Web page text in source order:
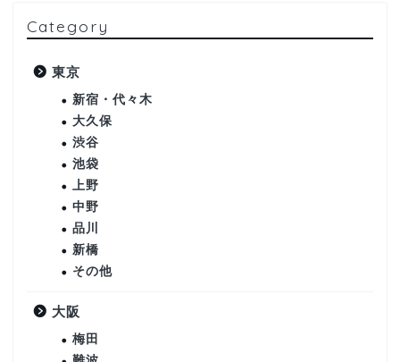
Category
東京
新宿・代々木
大久保
渋谷
池袋
上野
中野
品川
新橋
その他
大阪
梅田